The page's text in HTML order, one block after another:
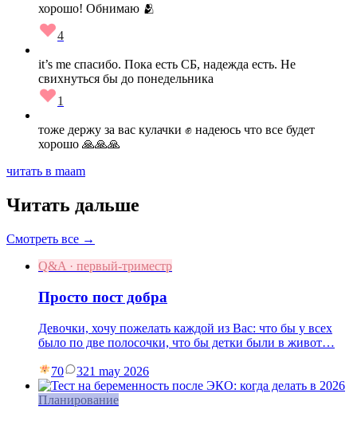
хорошо! Обнимаю 🫂
4
it’s me спасибо. Пока есть СБ, надежда есть. Не
свихнуться бы до понедельника
1
тоже держу за вас кулачки ✊ надеюсь что все будет
хорошо 🙏🙏🙏
читать в maam
Читать дальше
Смотреть все →
Q&A · первый-триместр
Просто пост добра
Девочки, хочу пожелать каждой из Вас: что бы у всех
было по две полосочки, что бы детки были в живот…
70 321 may 2026
Планирование